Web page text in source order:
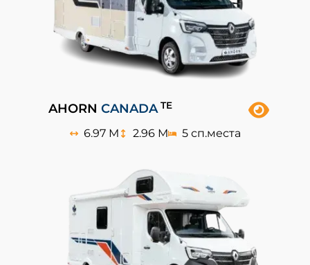
AHORNCANADA TE
6.97 M 2.96 M 5 сп.места